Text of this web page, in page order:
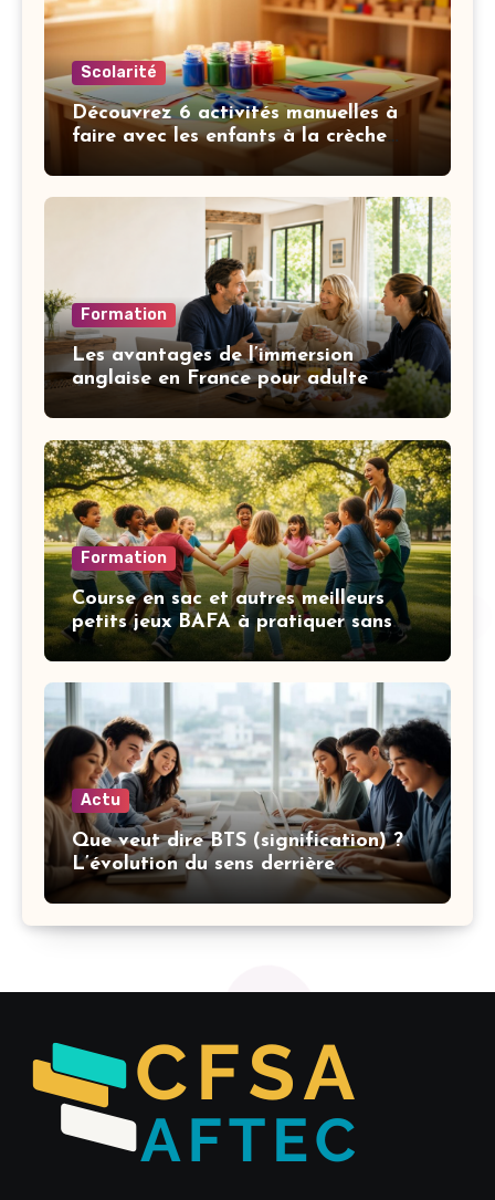
Scolarité
Découvrez 6 activités manuelles à
faire avec les enfants à la crèche
pour développer leur motricité fine
Formation
Les avantages de l’immersion
anglaise en France pour adulte
Formation
Course en sac et autres meilleurs
petits jeux BAFA à pratiquer sans
matériel selon vos objectifs
Actu
Que veut dire BTS (signification) ?
L’évolution du sens derrière
l’acronyme et leurs textes engagés